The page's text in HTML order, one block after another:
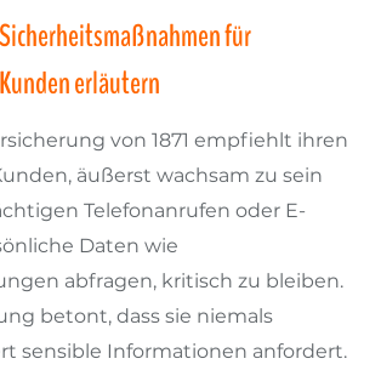
für
erläutern
von 1871 empfiehlt ihren
äußerst wachsam zu sein
Telefonanrufen oder E-
Daten wie
abfragen, kritisch zu bleiben.
betont, dass sie niemals
sensible Informationen anfordert.